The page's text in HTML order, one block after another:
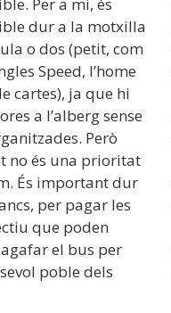
dur a la motxilla
o dos (petit, com
Speed, l’home
cartes), ja que hi
a l’alberg sense
Però
no és una prioritat
És important dur
per pagar les
que poden
el bus per
poble dels